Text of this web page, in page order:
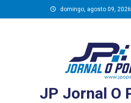
to
domingo, agosto 09, 2026
JP Jornal O